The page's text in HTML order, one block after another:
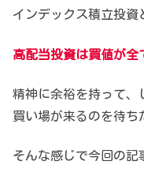
インデックス積立投資
高配当投資は買値が全
精神に余裕を持って、
買い場が来るのを待ち
そんな感じで今回の記